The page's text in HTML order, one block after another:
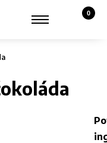
Zobrazit hledání
0
Košík,